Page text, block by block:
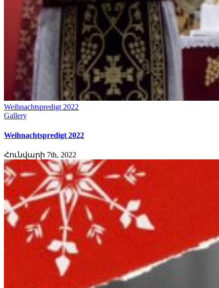
Weihnachtspredigt 2022
Gallery
Weihnachtspredigt 2022
Հունվարի 7th, 2022